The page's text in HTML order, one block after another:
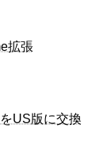
拡張
US版に交換